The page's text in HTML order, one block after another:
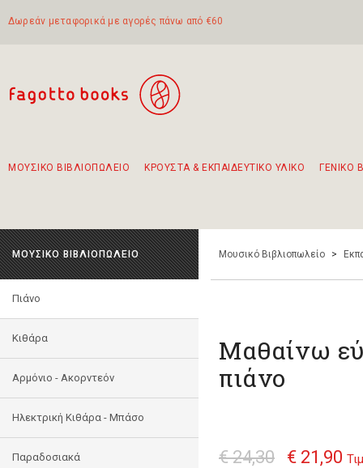
Δωρεάν μεταφορικά με αγορές πάνω από €60
ΜΟΥΣΙΚΟ ΒΙΒΛΙΟΠΩΛΕΙΟ ΚΡΟΥΣΤΑ & ΕΚΠΑΙΔΕΥΤΙΚΟ ΥΛΙΚΟ ΓΕΝΙΚΟ
ΜΟΥΣΙΚΟ ΒΙΒΛΙΟΠΩΛΕΙΟ
Πιάνο
Κιθάρα
Αρμόνιο - Ακορντεόν
Ηλεκτρική Κιθάρα - Μπάσο
Παραδοσιακά
Μουσικό Βιβλιοπωλείο >
Μαθαίνω
πιάνο
€ 24,30 € 21,90